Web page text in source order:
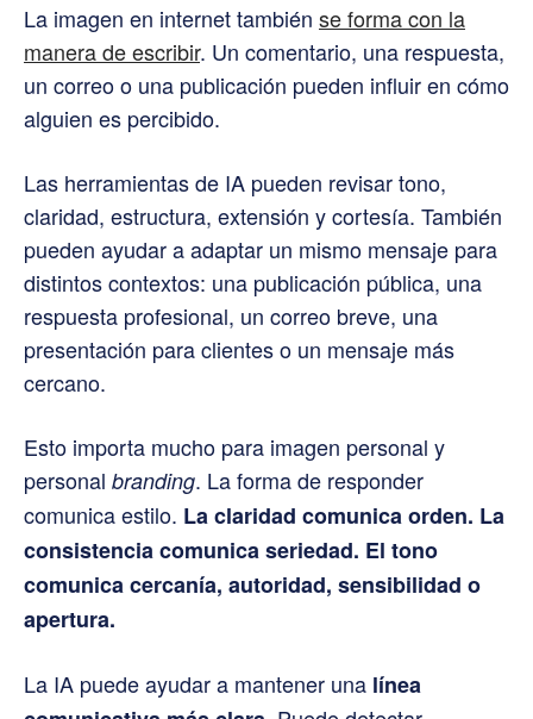
La imagen en internet también se forma con la
manera de escribir. Un comentario, una respuesta,
un correo o una publicación pueden influir en cómo
alguien es percibido.
Las herramientas de IA pueden revisar tono,
claridad, estructura, extensión y cortesía. También
pueden ayudar a adaptar un mismo mensaje para
distintos contextos: una publicación pública, una
respuesta profesional, un correo breve, una
presentación para clientes o un mensaje más
cercano.
Esto importa mucho para imagen personal y
personal branding. La forma de responder
comunica estilo. La claridad comunica orden. La
consistencia comunica seriedad. El tono
comunica cercanía, autoridad, sensibilidad o
apertura.
La IA puede ayudar a mantener una línea